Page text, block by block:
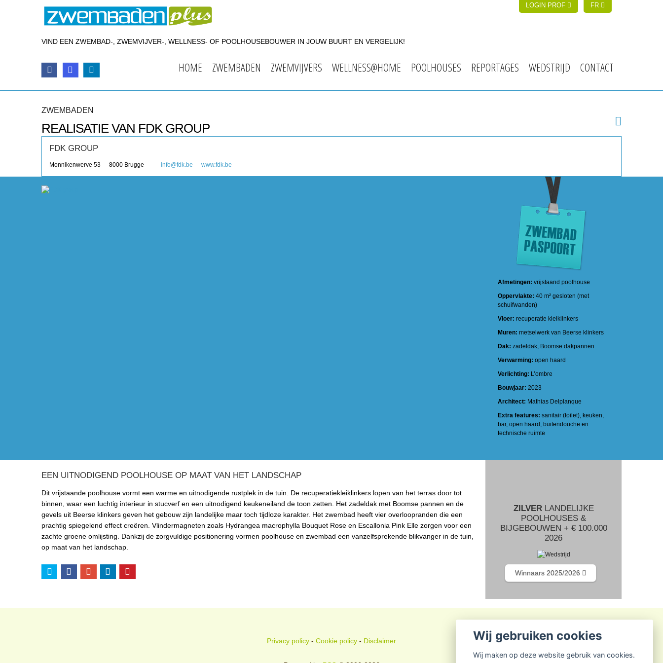
LOGIN PROF FR
VIND EEN ZWEMBAD-, ZWEMVIJVER-, WELLNESS- OF POOLHOUSEBOUWER IN JOUW BUURT EN VERGELIJK!
HOME ZWEMBADEN ZWEMVIJVERS WELLNESS@HOME POOLHOUSES REPORTAGES WEDSTRIJD CONTACT
ZWEMBADEN
REALISATIE VAN FDK GROUP
FDK GROUP
Monnikenwerve 53 8000 Brugge info@fdk.be www.fdk.be
Afmetingen: vrijstaand poolhouse
Oppervlakte: 40 m² gesloten (met
schuifwanden)
Vloer: recuperatie kleiklinkers
Muren: metselwerk van Beerse klinkers
Dak: zadeldak, Boomse dakpannen
Verwarming: open haard
Verlichting: L’ombre
Bouwjaar: 2023
Architect: Mathias Delplanque
Extra features: sanitair (toilet), keuken,
bar, open haard, buitendouche en
technische ruimte
EEN UITNODIGEND POOLHOUSE OP MAAT VAN HET LANDSCHAP
Dit vrijstaande poolhouse vormt een warme en uitnodigende rustplek in de tuin. De recuperatiekleiklinkers lopen van het terras door tot
binnen, waar een luchtig interieur in stucverf en een uitnodigend keukeneiland de toon zetten. Het zadeldak met Boomse pannen en de
gevels uit Beerse klinkers geven het gebouw zijn landelijke maar toch tijdloze karakter. Het zwembad heeft vier overloopranden die een
prachtig spiegelend effect creëren. Vlindermagneten zoals Hydrangea macrophylla Bouquet Rose en Escallonia Pink Elle zorgen voor een
zachte groene omlijsting. Dankzij de zorgvuldige positionering vormen poolhouse en zwembad een vanzelfsprekende blikvanger in de tuin,
op maat van het landschap.
ZILVERLANDELIJKE
POOLHOUSES &
BIJGEBOUWEN + € 100.000
2026
Winnaars 2025/2026
Privacy policy - Cookie policy - Disclaimer Wij gebruiken cookies
Wij maken op deze website gebruik van cookies.